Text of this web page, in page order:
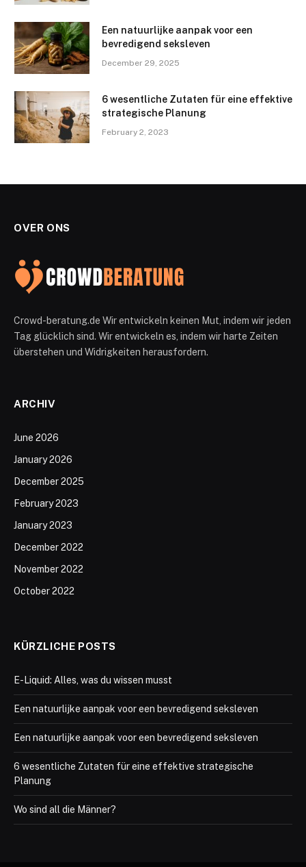
Een natuurlijke aanpak voor een
bevredigend seksleven
December 29, 2025
6 wesentliche Zutaten für eine effektive
strategische Planung
February 2, 2023
OVER ONS
Crowd-beratung.de Wir entwickeln keinen Mut, indem wir jeden
Tag glücklich sind. Wir entwickeln es, indem wir harte Zeiten
überstehen und Widrigkeiten herausfordern.
ARCHIV
June 2026
January 2026
December 2025
February 2023
January 2023
December 2022
November 2022
October 2022
KÜRZLICHE POSTS
E-Liquid: Alles, was du wissen musst
Een natuurlijke aanpak voor een bevredigend seksleven
Een natuurlijke aanpak voor een bevredigend seksleven
6 wesentliche Zutaten für eine effektive strategische
Planung
Wo sind all die Männer?